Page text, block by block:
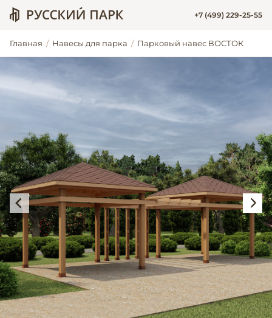
+7 (499) 229-25-55
Главная Навесы для парка Парковый навес ВОСТОК